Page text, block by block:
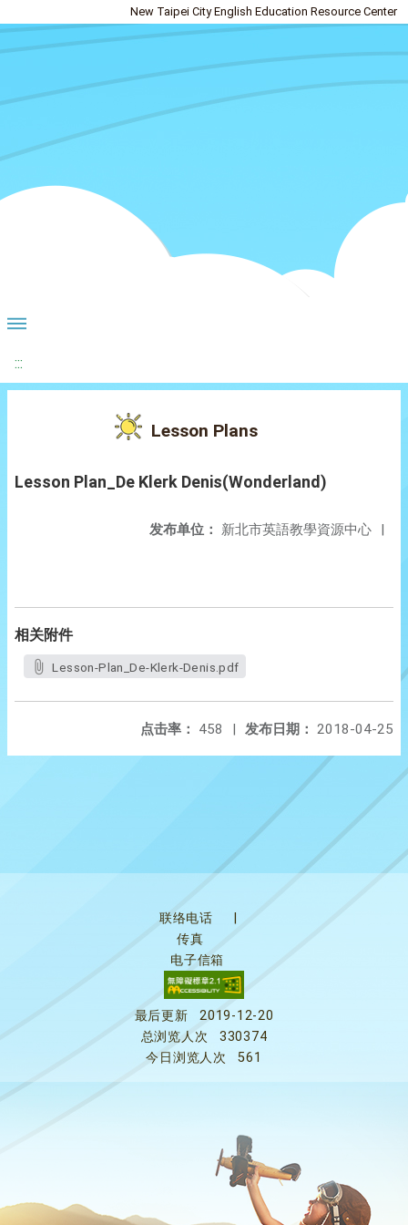
New Taipei City English Education Resource Center
:::
Lesson Plans
Lesson Plan_De Klerk Denis(Wonderland)
发布单位： 新北市英語教學資源中心 |
相关附件
Lesson-Plan_De-Klerk-Denis.pdf
发布日期： 2018-04-25
点击率： 458 |
联络电话
传真
电子信箱
最后更新
2019-12-20
总浏览人次
330374
今日浏览人次
561